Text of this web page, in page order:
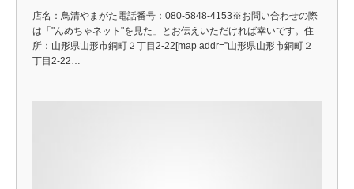
店名：鳥清やまがた電話番号：080-5848-4153※お問い合わせの際
は「"んめちゃネット"を見た」とお伝えいただければ幸いです。住
所：山形県山形市銅町２丁目2-22[map addr=”山形県山形市銅町２
丁目2-22…